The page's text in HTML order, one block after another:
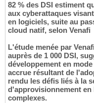
82 % des DSI estiment
aux cyberattaques
en logiciels, suite au
cloud natif, selon Venafi
L'étude menée par
auprès de 1 000 DSI,
développement en
accrue résultant de
rendu les défis liés à la
d'approvisionnement
complexes.